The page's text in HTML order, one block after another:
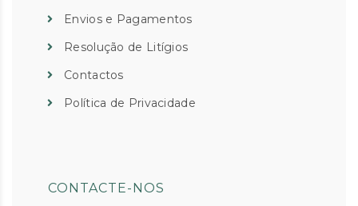
Envios e Pagamentos
Resolução de Litígios
Contactos
Política de Privacidade
CONTACTE-NOS